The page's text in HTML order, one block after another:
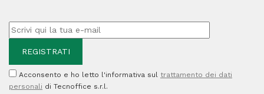
Acconsento e ho letto l'informativa sul trattamento dei dati
personali di Tecnoffice s.r.l.